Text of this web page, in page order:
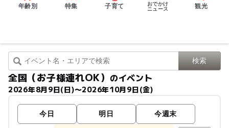
年齢別 特集 子育て
おでかけ
ニュース
観光
全国（お子様連れOK） のイベント
2026年8月9日(日)〜2026年10月9日(金)
今日 明日 今週末